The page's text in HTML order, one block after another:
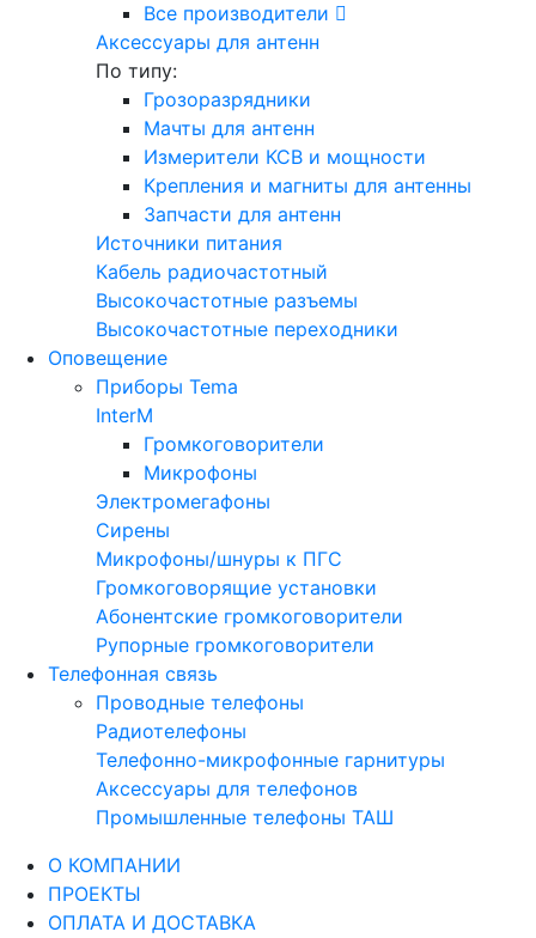
Все производители
Аксессуары для антенн
По типу:
Грозоразрядники
Мачты для антенн
Измерители КСВ и мощности
Крепления и магниты для антенны
Запчасти для антенн
Источники питания
Кабель радиочастотный
Высокочастотные разъемы
Высокочастотные переходники
Оповещение
Приборы Tema
InterM
Громкоговорители
Микрофоны
Электромегафоны
Сирены
Микрофоны/шнуры к ПГС
Громкоговорящие установки
Абонентские громкоговорители
Рупорные громкоговорители
Телефонная связь
Проводные телефоны
Радиотелефоны
Телефонно-микрофонные гарнитуры
Аксессуары для телефонов
Промышленные телефоны ТАШ
О КОМПАНИИ
ПРОЕКТЫ
ОПЛАТА И ДОСТАВКА